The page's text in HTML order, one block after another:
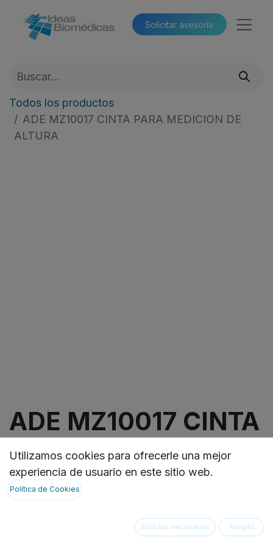
Solicitar asesoría​​
Todos los productos
ADE MZ10017 CINTA PARA MEDICION DE
ALTURA
ADE MZ10017 CINTA
PARA MEDICION DE
ALTURA
Rango de medida 0-2200 mm
Utilizamos cookies para ofrecerle una mejor
experiencia de usuario en este sitio web.
Política de Cookies
Solo las necesarias Acepto